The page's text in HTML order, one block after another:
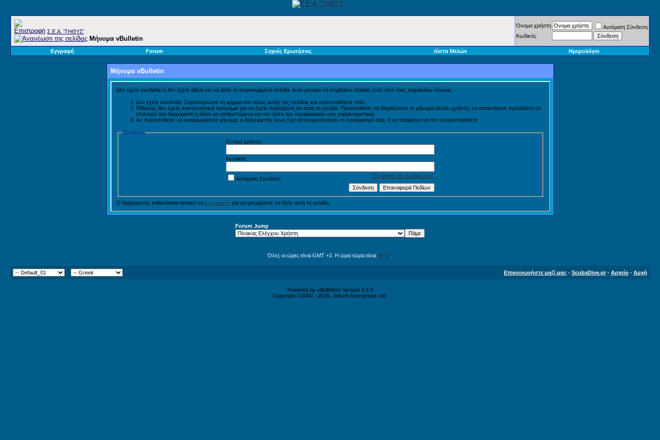
Σ.E.A. 'ΤΗΘΥΣ'
Μήνυμα vBulletin
Όνομα χρήστη
Αυτόματη Σύνδεση
Κωδικός
Εγγραφή Forum Συχνές Ερωτήσεις Λίστα Μελών Ημερολόγιο
Μήνυμα vBulletin
Δεν έχετε συνδεθεί ή δεν έχετε άδεια για να δείτε τη συγκεκριμένη σελίδα. Αυτό μπορεί να συμβαίνει εξαιτίας ενός από τους παρακάτω λόγους :
Δεν έχετε συνδεθεί. Συμπληρώστε τη φόρμα στο τέλος αυτής της σελίδας και προσπαθήστε πάλι.
Πιθανώς δεν έχετε ικανοποιητικά προνόμια για να έχετε πρόσβαση σε αυτή τη σελίδα. Προσπαθείτε να διορθώσετε το μήνυμα άλλου χρήστη, να αποκτήσετε πρόσβαση σε
επιλογές του διαχειριστή ή άλλα μη επιτρεπόμενα για τον τύπο του λογαριασμού σας χαρακτηριστικά;
Αν προσπαθείτε να καταχωρήσετε μήνυμα, ο διαχειριστής ίσως έχει απενεργοποιήσει το λογαριασμό σας, ή να περιμένει να τον ενεργοποιήσετε.
Σύνδεση
Όνομα χρήστη:
Κωδικός:
Ξεχάσατε τον κωδικό σας;
Αυτόματη Σύνδεση
Ο διαχειριστής πιθανότατα απαιτεί να εγγραφείτεγια να μπορέσετε να δείτε αυτή τη σελίδα.
Forum Jump
Όλες οι ώρες είναι GMT +2. Η ώρα τώρα είναι 04:37
Επικοινωνήστε μαζί μας - ScubaDive.gr- Αρχείο - Αρχή
Powered by vBulletin® Version 3.6.8
Copyright ©2000 - 2026, Jelsoft Enterprises Ltd.